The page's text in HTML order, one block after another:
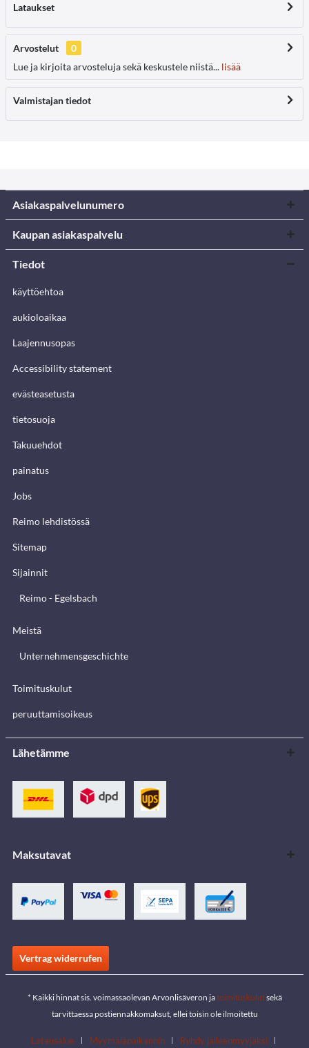
Lataukset
Arvostelut
0
Lue ja kirjoita arvosteluja sekä keskustele niistä... lisää
Valmistajan tiedot
Asiakaspalvelunumero
Kaupan asiakaspalvelu
Tiedot
käyttöehtoa
aukioloaikaa
Laajennusopas
Accessibility statement
evästeasetusta
tietosuoja
Takuuehdot
painatus
Jobs
Reimo lehdistössä
Sitemap
Sijainnit
Reimo - Egelsbach
Meistä
Unternehmensgeschichte
Toimituskulut
peruuttamisoikeus
Lähetämme
Maksutavat
Vertrag widerrufen
* Kaikki hinnat sis. voimassaolevan Arvonlisäveron jatoimituskulutsekä
tarvittaessa postiennakkomaksut, ellei toisin ole ilmoitettu
Latausalue Myymäläpaikannin Ryhdy jälleenmyyjäksi